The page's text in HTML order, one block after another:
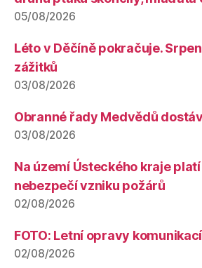
05/08/2026
Léto v Děčíně pokračuje.
zážitků
03/08/2026
Obranné řady Medvědů
03/08/2026
Na území Ústeckého kraje
nebezpečí vzniku požárů
02/08/2026
FOTO: Letní opravy
02/08/2026